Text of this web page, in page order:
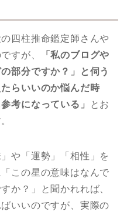
四柱推命鑑定師さんや
すが、
「私のブログや
部分ですか？」と伺う
らいいのか悩んだ時
考になっている」
とお
や「運勢」「相性」を
この星の意味はなんで
か？」と聞かれれば、
いいのですが、実際の